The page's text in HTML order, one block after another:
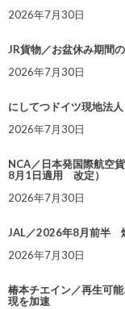
2026年7月30日
JR貨物／お盆休み期間
2026年7月30日
にしてつドイツ現地法
2026年7月30日
NCA／日本発国際航空
8月1日適用 改定）
2026年7月30日
JAL／2026年8月前半
2026年7月30日
椿本チエイン／再生可
現を加速